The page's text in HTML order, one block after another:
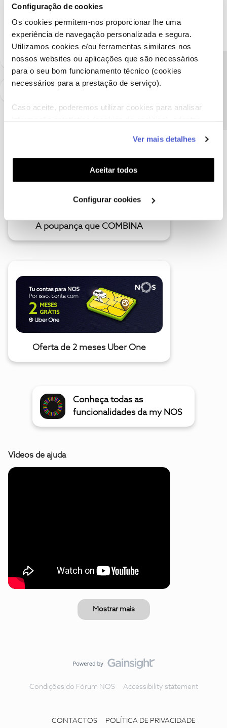
Configuração de cookies
Os cookies permitem-nos proporcionar lhe uma
experiência de navegação personalizada e segura.
Utilizamos cookies e/ou ferramentas similares nos
nossos websites ou aplicações que são necessários
para o seu bom funcionamento técnico (cookies
necessários para a prestação de serviço).
Caso aceite, poderemos utilizar cookies para analisar
funcionalidades (cookies de personalização e
funcionalidade) e adaptar anúncios aos seus interesses
(cookies de publicidade personalizada). Pode gerir a
utilização dos cookies clicando em "Configurar
Ver mais detalhes
Aceitar todos
Configurar cookies
Ajude a comunidade a encontrar informação relevante. Marque
Siga os perfis da moderação, através da opção "Seguir", para estar
sempre a par das últimas novidades.
A poupança que COMBINA
Oferta de 2 meses Uber One
Conheça todas as
funcionalidades da my NOS
Vídeos de ajuda
Mostrar mais
Condições do Fórum NOS Accessibility statement
CONTACTOS POLÍTICA DE PRIVACIDADE